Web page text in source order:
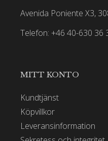
Avenida Poniente X3,
Telefon: +46 40-630 36
MITT KONTO
Kundtjänst
Köpvillkor
Leveransinformation